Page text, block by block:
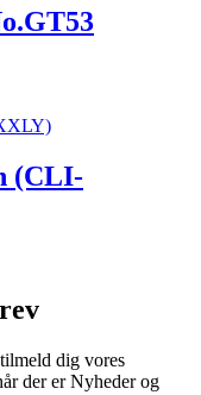
(CLI-
dig vores
der er Nyheder og